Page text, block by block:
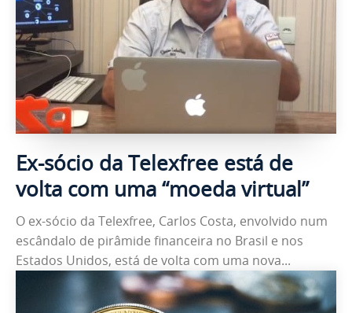
Ex-sócio da Telexfree está de
volta com uma “moeda virtual”
O ex-sócio da Telexfree, Carlos Costa, envolvido num
escândalo de pirâmide financeira no Brasil e nos
Estados Unidos, está de volta com uma nova...